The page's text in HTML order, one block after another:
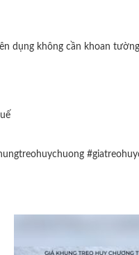
dụng không cần khoan tường